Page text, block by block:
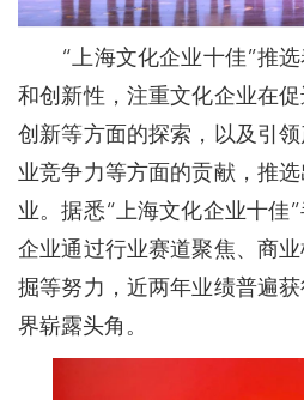
“上海文化企业十佳”推选
和创新性，注重文化企业在
创新等方面的探索，以及引
业竞争力等方面的贡献，推
业。据悉“上海文化企业十佳
企业通过行业赛道聚焦、商
掘等努力，近两年业绩普遍
界崭露头角。